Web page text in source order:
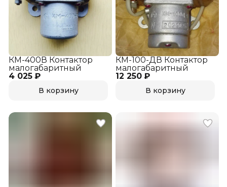
4 025 ₽
КМ-400В Контактор
малогабаритный
В корзину
12 250 ₽
КМ-100-ДВ Контактор
малогабаритный
В корзину